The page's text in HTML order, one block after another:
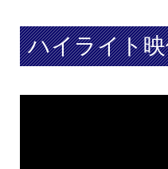
ハイライト